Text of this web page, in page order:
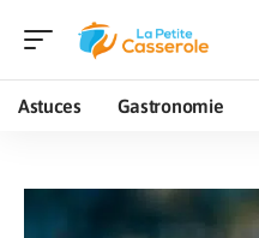
Astuces Gastronomie